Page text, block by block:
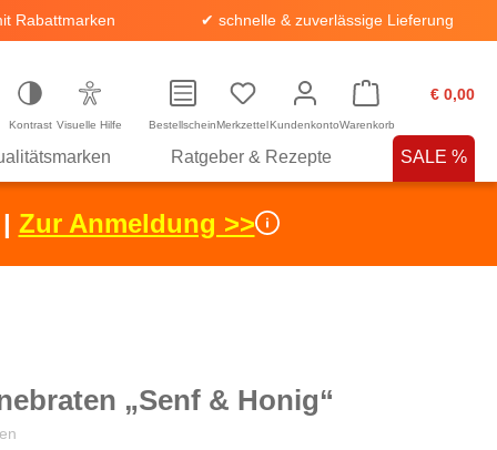
Rabattmarken ✔ schnelle & zuverlässige Lieferung
Kontrast Visuelle Hilfe BestellscheinMerkzettelKundenkonto
€ 0,00
Warenkorb
Ratgeber & Rezepte SALE %
Zur Anmeldung >>
„Senf & Honig“